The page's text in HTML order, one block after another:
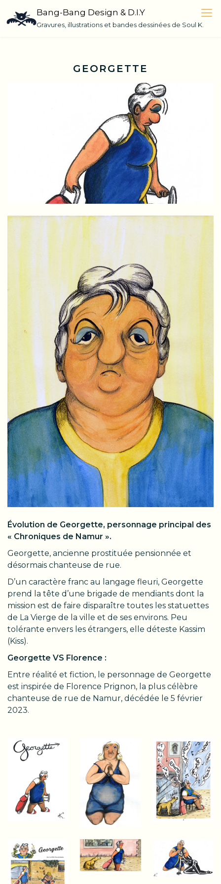
content
Bang-Bang Design & D.I.Y
Gravures, illustrations et bandes dessinées de Soul K.
GEORGETTE
Évolution de Georgette, personnage principal des
« Chroniques de Namur ».
Georgette, ancienne prostituée pensionnée et
désormais chanteuse de rue.
D’un caractère franc au langage fleuri, Georgette
prend la tête d’une brigade de mendiants dont la
mission est de faire disparaître toutes les statuettes
de La Vierge de la ville et de ses environs. Peu
tolérante envers les étrangers, elle déteste Kassim
(Kiss).
Georgette VS Florence :
Entre réalité et fiction, le personnage de Georgette
est inspirée de Florence Prignon, la plus célèbre
chanteuse de rue de Namur, décédée le 5 février
2023.